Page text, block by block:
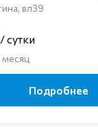
вл39
/ сутки
Подробнее